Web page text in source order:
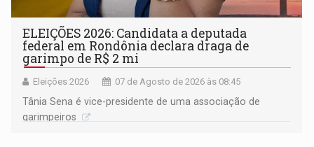
ELEIÇÕES 2026: Candidata a deputada
federal em Rondônia declara draga de
garimpo de R$ 2 mi
Eleições 2026 07 de Agosto de 2026 às 08:45
Tânia Sena é vice-presidente de uma associação de
garimpeiros